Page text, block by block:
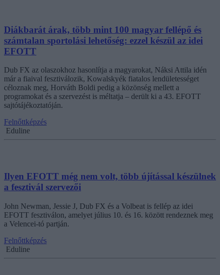
Diákbarát árak, több mint 100 magyar fellépő és
számtalan sportolási lehetőség: ezzel készül az idei
EFOTT
Dub FX az olaszokhoz hasonlítja a magyarokat, Náksi Attila idén
már a fiaival fesztiválozik, Kowalskyék fiatalos lendületességet
céloznak meg, Horváth Boldi pedig a közönség mellett a
programokat és a szervezést is méltatja – derült ki a 43. EFOTT
sajtótájékoztatóján.
Felnőttképzés
Eduline
Ilyen EFOTT még nem volt, több újítással készülnek
a fesztivál szervezői
John Newman, Jessie J, Dub FX és a Volbeat is fellép az idei
EFOTT fesztiválon, amelyet július 10. és 16. között rendeznek meg
a Velencei-tó partján.
Felnőttképzés
Eduline